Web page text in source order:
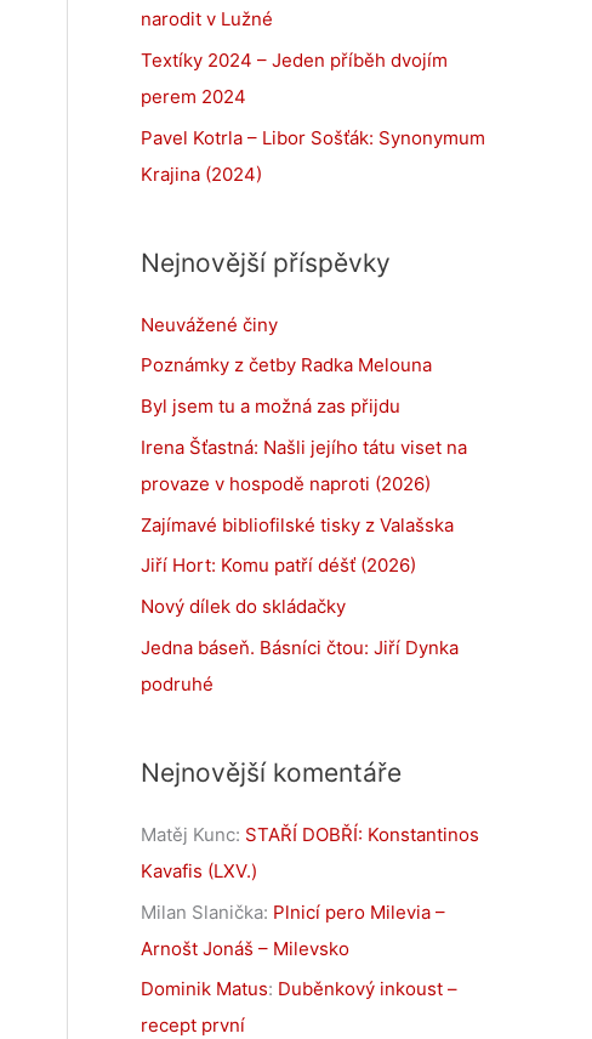
narodit v Lužné
Textíky 2024 – Jeden příběh dvojím
perem 2024
Pavel Kotrla – Libor Sošťák: Synonymum
Krajina (2024)
Nejnovější příspěvky
Neuvážené činy
Poznámky z četby Radka Melouna
Byl jsem tu a možná zas přijdu
Irena Šťastná: Našli jejího tátu viset na
provaze v hospodě naproti (2026)
Zajímavé bibliofilské tisky z Valašska
Jiří Hort: Komu patří déšť (2026)
Nový dílek do skládačky
Jedna báseň. Básníci čtou: Jiří Dynka
podruhé
Nejnovější komentáře
Matěj Kunc: STAŘÍ DOBŘÍ: Konstantinos
Kavafis (LXV.)
Milan Slanička: Plnicí pero Milevia –
Arnošt Jonáš – Milevsko
Dominik Matus: Duběnkový inkoust –
recept první